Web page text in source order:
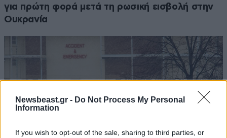
Newsbeast.gr - Do Not Process My Personal
Information
If you wish to opt-out of the sale, sharing to third parties, or
για πρώτη φορά μετά τη ρωσική εισβολή στην
Ουκρανία